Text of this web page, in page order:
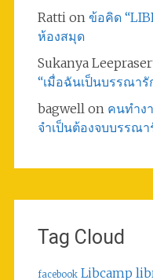
Rattion ข้อคิด
ห้องสมุด
Sukanya
“เมื่อฉันเป็นบรรณารั
bagwellon คนทำง
จำเป็นต้องจบบรรณ
Tag Cloud
facebook Libcamp